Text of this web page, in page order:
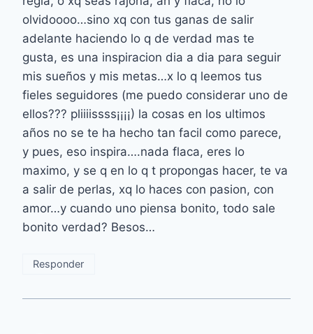
olvidoooo…sino xq con tus ganas de salir
adelante haciendo lo q de verdad mas te
gusta, es una inspiracion dia a dia para seguir
mis sueños y mis metas…x lo q leemos tus
fieles seguidores (me puedo considerar uno de
ellos??? pliiiissss¡¡¡¡) la cosas en los ultimos
años no se te ha hecho tan facil como parece,
y pues, eso inspira….nada flaca, eres lo
maximo, y se q en lo q t propongas hacer, te va
a salir de perlas, xq lo haces con pasion, con
amor…y cuando uno piensa bonito, todo sale
bonito verdad? Besos…
Responder